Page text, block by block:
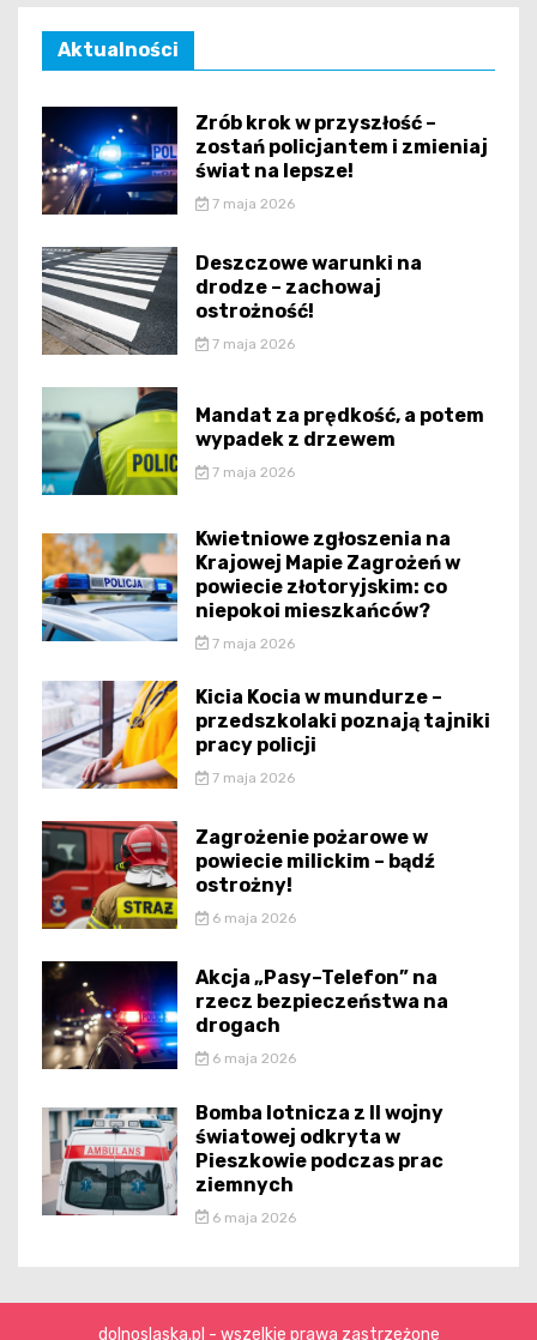
Aktualności
Zrób krok w przyszłość –
zostań policjantem i zmieniaj
świat na lepsze!
7 maja 2026
Deszczowe warunki na
drodze – zachowaj
ostrożność!
7 maja 2026
Mandat za prędkość, a potem
wypadek z drzewem
7 maja 2026
Kwietniowe zgłoszenia na
Krajowej Mapie Zagrożeń w
powiecie złotoryjskim: co
niepokoi mieszkańców?
7 maja 2026
Kicia Kocia w mundurze –
przedszkolaki poznają tajniki
pracy policji
7 maja 2026
Zagrożenie pożarowe w
powiecie milickim – bądź
ostrożny!
6 maja 2026
Akcja „Pasy–Telefon” na
rzecz bezpieczeństwa na
drogach
6 maja 2026
Bomba lotnicza z II wojny
światowej odkryta w
Pieszkowie podczas prac
ziemnych
6 maja 2026
dolnoslaska.pl - wszelkie prawa zastrzeżone